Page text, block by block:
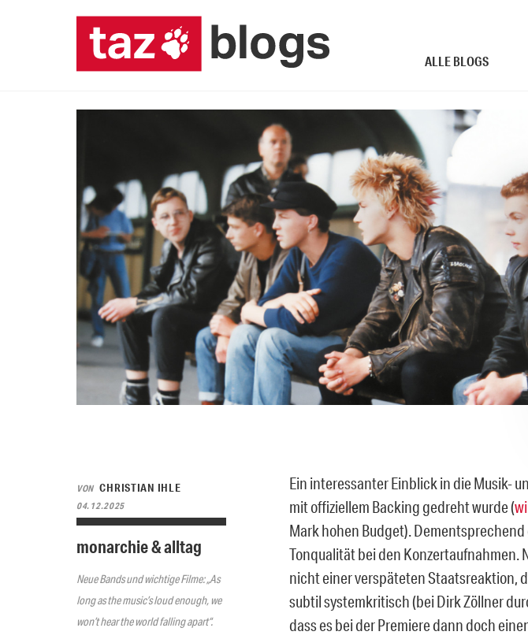
ALLE BLOGS
VON CHRISTIAN IHLE
04.12.2025
monarchie & alltag
Neue Bands und wichtige Filme: „As
long as the music’s loud enough, we
won’t hear the world falling apart“.
Ein interessanter Einblick in die Musik-
mit offiziellem Backing gedreht wurde (
Mark hohen Budget).
Tonqualität bei den Konzertaufnahmen.
nicht einer verspäteten Staatsreaktion,
subtil systemkritisch (bei Dirk Zöllner
dass es bei der Premiere dann doch